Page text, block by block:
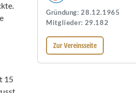
15
Gründung: 28.12.1965
Mitglieder: 29.182
Zur Vereinsseite